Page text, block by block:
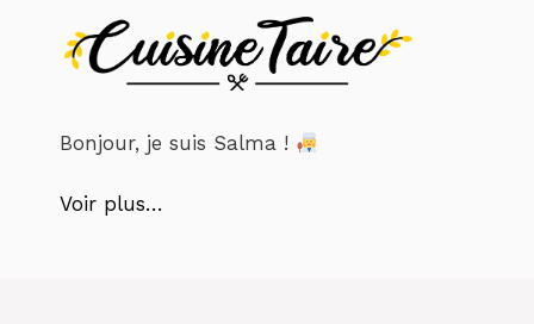
Bonjour, je suis Salma !
Voir plus…